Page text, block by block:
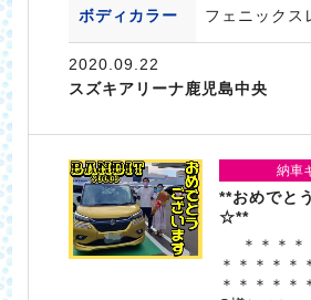
ボディカラー フェニックス
2020.09.22
スズキアリーナ鹿児島中央
納車
**おめでと
☆**
＊＊＊＊
＊＊＊＊＊
＊＊＊＊＊